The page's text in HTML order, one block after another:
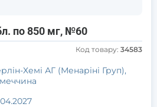
по 850 мг, №60
Код товару: 34583
Хемі АГ (Менаріні Груп),